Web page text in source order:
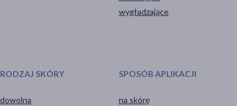
wygładzające
RODZAJ SKÓRY
dowolna
SPOSÓB APLIKACJI
na skórę